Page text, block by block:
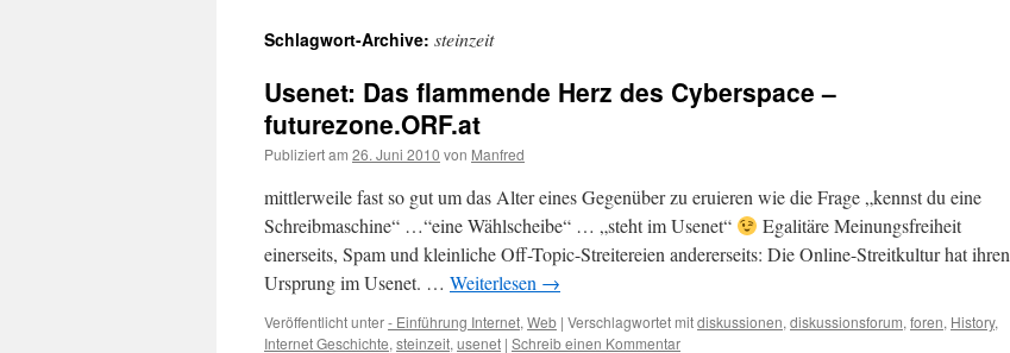
springen
Schlagwort-Archive: steinzeit
Usenet: Das flammende Herz des Cyberspace –
futurezone.ORF.at
Publiziert am 26. Juni 2010 von Manfred
mittlerweile fast so gut um das Alter eines Gegenüber zu eruieren wie die Frage „kennst du eine
Schreibmaschine“ …“eine Wählscheibe“ … „steht im Usenet“
Egalitäre Meinungsfreiheit
einerseits, Spam und kleinliche Off-Topic-Streitereien andererseits: Die Online-Streitkultur hat ihren
Ursprung im Usenet. … Weiterlesen →
Veröffentlicht unter- Einführung Internet, Web | Verschlagwortet mitdiskussionen, diskussionsforum, foren, History,
Internet Geschichte, steinzeit, usenet | Schreib einen Kommentar